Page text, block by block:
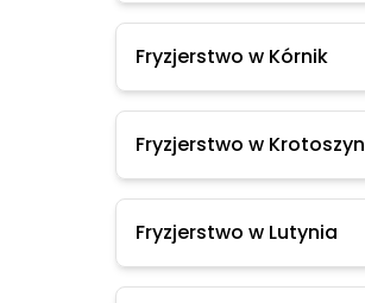
Fryzjerstwo w Kórnik
Fryzjerstwo w Krotoszyn
Fryzjerstwo w Lutynia